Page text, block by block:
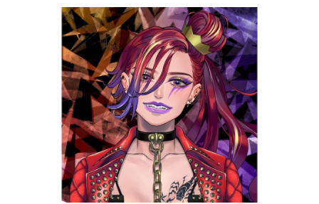
muevoコミュニティ
ぶいクラ！by muevo
ぶいコミュ！by muevo
ぶいマガ！ by muevo
Official SNS